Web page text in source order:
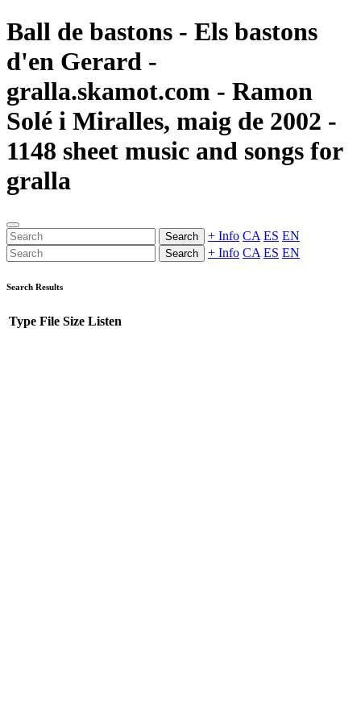
Ball de bastons - Els bastons
d'en Gerard -
gralla.skamot.com - Ramon
Solé i Miralles, maig de 2002 -
1148 sheet music and songs for
gralla
Search + Info CA ES EN
Search + Info CA ES EN
Search Results
Type File Size Listen